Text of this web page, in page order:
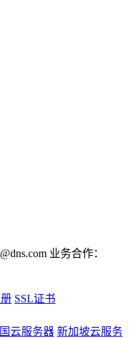
业务合作：
SSL证书
云服务器 新加坡云服务